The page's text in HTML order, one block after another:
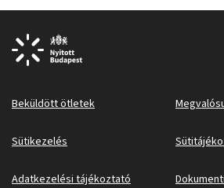
Beküldött ötletek
Sütikezelés
Adatkezelési tájékoztató